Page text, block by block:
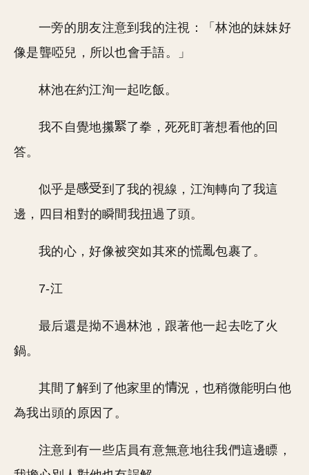
一旁的朋友注意到我的注視：「林池的妹妹好
像是聾啞兒，所以也會手語。」
林池在約江洵一起吃飯。
我不自覺地攥
了拳，死死盯著想看他的回
答。
似乎是
到了我的視線，江洵轉向了我這
邊，四目相對的瞬間我扭過了頭。
我的心，好像被突如其來的慌 包裹了。
7-江
最后還是拗不過林池，跟著他一起去吃了火
鍋。
其間了解到了他家里的
況，也稍微能明白他
為我出頭的原因了。
注意到有一些店員有意無意地往我們這邊瞟，